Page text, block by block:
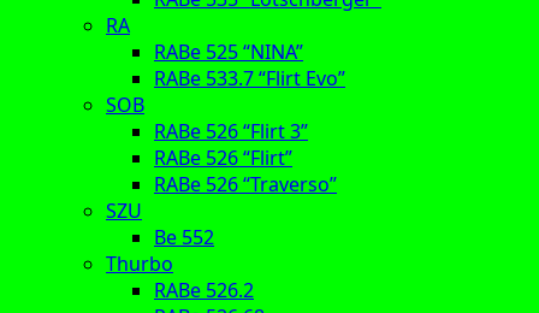
RA
RABe 525 “NINA”
RABe 533.7 “Flirt Evo”
SOB
RABe 526 “Flirt 3”
RABe 526 “Flirt”
RABe 526 “Traverso”
SZU
Be 552
Thurbo
RABe 526.2